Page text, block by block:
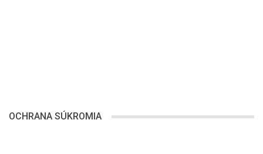
OCHRANA SÚKROMIA